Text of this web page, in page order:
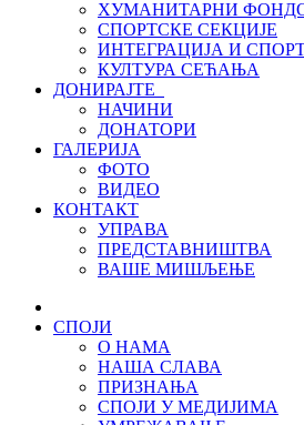
ХУМАНИТАРНИ
СПОРТСКЕ СЕКЦИЈЕ
ИНТЕГРАЦИЈА И
КУЛТУРА СЕЋАЊА
ДОНИРАЈТЕ
НАЧИНИ
ДОНАТОРИ
ГАЛЕРИЈА
ФОТО
ВИДЕО
КОНТАКТ
УПРАВА
ПРЕДСТАВНИШТВА
ВАШЕ МИШЉЕЊЕ
СПОЈИ
О НАМА
НАША СЛАВА
ПРИЗНАЊА
СПОЈИ У МЕДИЈИМА